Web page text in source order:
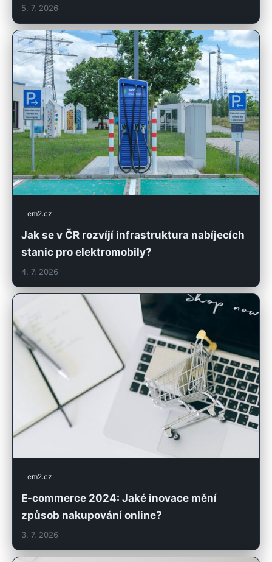
5. 7. 2026
em2.cz
Jak se v ČR rozvíjí infrastruktura nabíjecích
stanic pro elektromobily?
4. 7. 2026
em2.cz
E-commerce 2024: Jaké inovace mění
způsob nakupování online?
3. 7. 2026